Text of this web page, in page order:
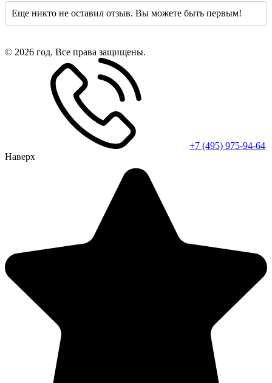
Еще никто не оставил отзыв. Вы можете быть первым!
© 2026 год. Все права защищены.
+7 (495) 975-94-64
Наверх